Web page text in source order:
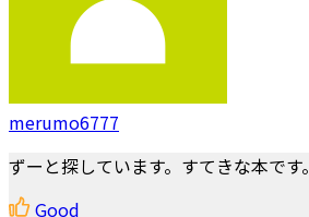
merumo6777
ずーと探しています。すてきな本です。
Good